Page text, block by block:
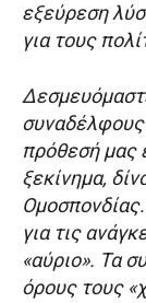
εξεύρεση
για τους
συναδέλφους
πρόθεσή μας
ξεκίνημα,
για τις
«αύριο». Τα
όρους τους